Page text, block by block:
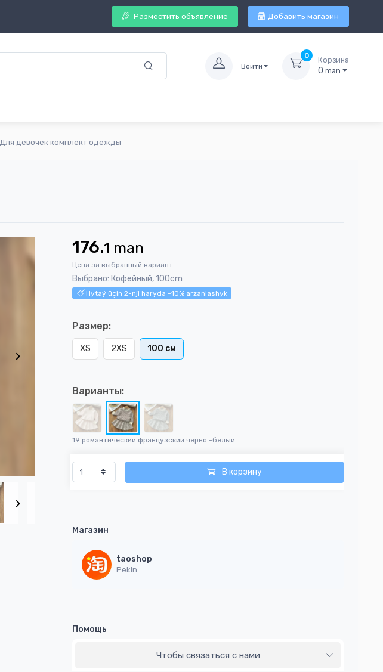
Разместить объявление Добавить магазин
Войти
0
Корзина
0 man
Для девочек комплект одежды
176.1 man
Цена за выбранный вариант
Выбрано: Кофейный, 100cm
Hytaý üçin 2-nji haryda -10% arzanlashyk
Размер:
XS 2XS 100 см
Варианты:
19 романтический французский черно -белый
В корзину
Магазин
taoshop
Pekin
Помощь
Чтобы связаться с нами